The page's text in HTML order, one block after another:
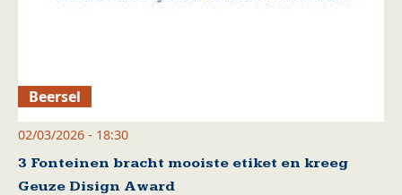
Beersel
02/03/2026 - 18:30
3 Fonteinen bracht mooiste etiket en kreeg
Geuze Disign Award